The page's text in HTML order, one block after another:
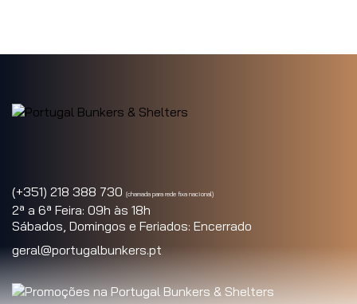
(+351) 218 388 730 (chamada para rede fixa nacional)
2ª a 6ª Feira: 09h às 18h
Sábados, Domingos e Feriados: Encerrado
geral@portugalbunkers.pt